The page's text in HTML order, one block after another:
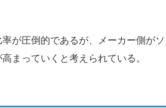
が圧倒的であるが、メーカー側がソ
まっていくと考えられている。